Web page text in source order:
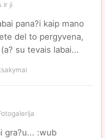
ir ji
pana?i kaip mano
del to pergyvena,
su tevais labai...
gra?u... :wub